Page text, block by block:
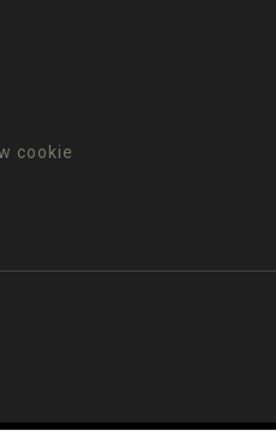
cookie